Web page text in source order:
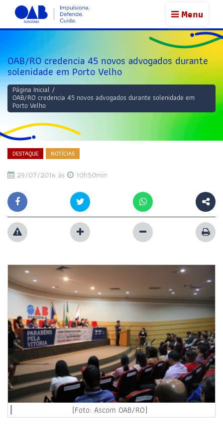
Menu
OAB/RO credencia 45 novos advogados durante
solenidade em Porto Velho
Página Inicial /
OAB/RO credencia 45 novos advogados durante solenidade em
Porto Velho
DESTAQUE NOTÍCIAS
29/07/2016 às 10h50min
(Foto: Ascom OAB/RO)